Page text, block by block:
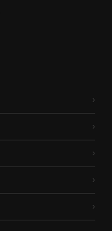
›
›
›
›
›